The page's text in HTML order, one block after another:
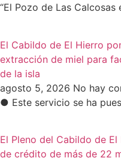
“El Pozo de Las
El Cabildo de El Hierro
extracción de miel para
de la isla
agosto 5, 2026 No hay
● Este servicio se ha
El Pleno del Cabildo de
de crédito de más de 22